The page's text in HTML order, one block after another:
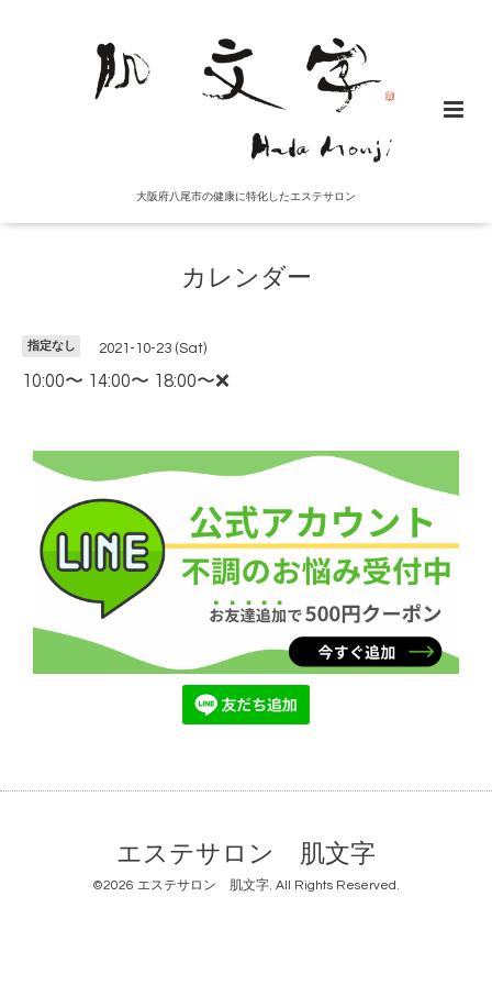
大阪府八尾市の健康に特化したエステサロン
カレンダー
指定なし 2021-10-23 (Sat)
10:00〜 14:00〜 18:00〜❌
エステサロン 肌文字
©2026 エステサロン 肌文字. All Rights Reserved.